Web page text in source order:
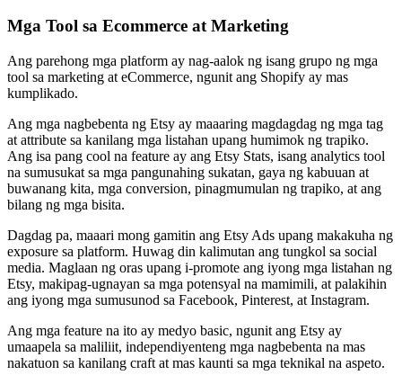
Mga Tool sa Ecommerce at Marketing
Ang parehong mga platform ay nag-aalok ng isang grupo ng mga
tool sa marketing at eCommerce, ngunit ang Shopify ay mas
kumplikado.
Ang mga nagbebenta ng Etsy ay maaaring magdagdag ng mga tag
at attribute sa kanilang mga listahan upang humimok ng trapiko.
Ang isa pang cool na feature ay ang Etsy Stats, isang analytics tool
na sumusukat sa mga pangunahing sukatan, gaya ng kabuuan at
buwanang kita, mga conversion, pinagmumulan ng trapiko, at ang
bilang ng mga bisita.
Dagdag pa, maaari mong gamitin ang Etsy Ads upang makakuha ng
exposure sa platform. Huwag din kalimutan ang tungkol sa social
media. Maglaan ng oras upang i-promote ang iyong mga listahan ng
Etsy, makipag-ugnayan sa mga potensyal na mamimili, at palakihin
ang iyong mga sumusunod sa Facebook, Pinterest, at Instagram.
Ang mga feature na ito ay medyo basic, ngunit ang Etsy ay
umaapela sa maliliit, independiyenteng mga nagbebenta na mas
nakatuon sa kanilang craft at mas kaunti sa mga teknikal na aspeto.